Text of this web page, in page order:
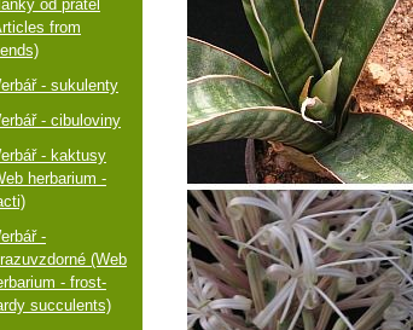
od přátel
from
- sukulenty
- cibuloviny
- kaktusy
herbarium -
-
(Web
- frost-
succulents)